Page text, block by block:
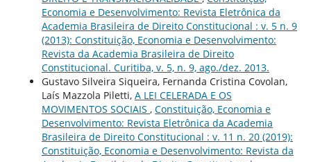
Economia e Desenvolvimento: Revista Eletrônica da
Academia Brasileira de Direito Constitucional : v. 5 n. 9
(2013): Constituição, Economia e Desenvolvimento:
Revista da Academia Brasileira de Direito
Constitucional. Curitiba, v. 5, n. 9, ago./dez. 2013.
Gustavo Silveira Siqueira, Fernanda Cristina Covolan,
Laís Mazzola Piletti, A LEI CELERADA E OS
MOVIMENTOS SOCIAIS , Constituição, Economia e
Desenvolvimento: Revista Eletrônica da Academia
Brasileira de Direito Constitucional : v. 11 n. 20 (2019):
Constituição, Economia e Desenvolvimento: Revista da